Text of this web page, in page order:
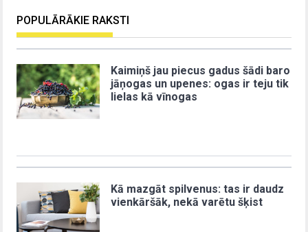
POPULĀRĀKIE RAKSTI
Kaimiņš jau piecus gadus šādi baro
jāņogas un upenes: ogas ir teju tik
lielas kā vīnogas
Kā mazgāt spilvenus: tas ir daudz
vienkāršāk, nekā varētu šķist